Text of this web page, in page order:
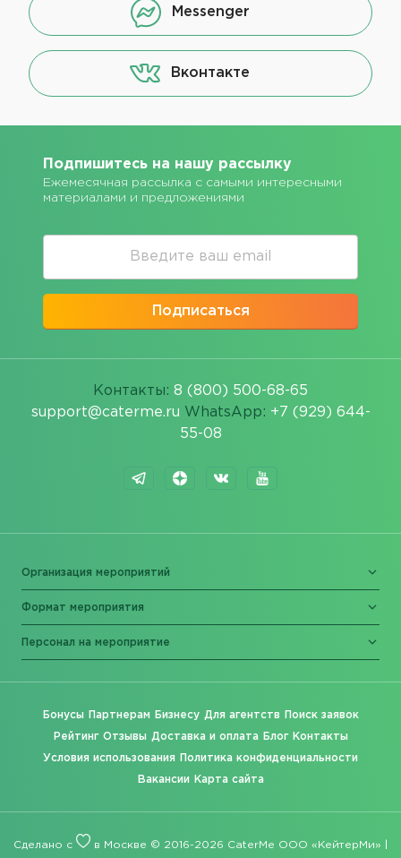
Messenger
Вконтакте
Подпишитесь на нашу рассылку
Ежемесячная рассылка с самыми интересными
материалами и предложениями
Подписаться
Контакты: 8 (800) 500-68-65
support@caterme.ru WhatsApp: +7 (929) 644-
55-08
Организация мероприятий
Формат мероприятия
Персонал на мероприятие
Бонусы Партнерам Бизнесу Для агентств Поиск заявок
Рейтинг Отзывы Доставка и оплата Блог Контакты
Условия использования Политика конфиденциальности
Вакансии Карта сайта
Сделано с в Москве © 2016-2026 CaterMe ООО «КейтерМи» |